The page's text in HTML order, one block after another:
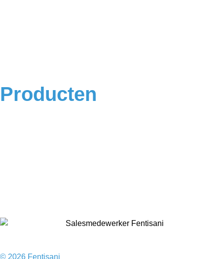
Producten
© 2026 Fentisani